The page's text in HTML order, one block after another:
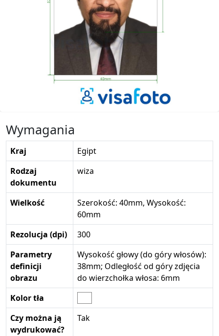
Wymagania
Kraj
Egipt
Rodzaj
dokumentu
wiza
Wielkość
Szerokość: 40mm, Wysokość:
60mm
Rezolucja (dpi)
300
Parametry
definicji
obrazu
Wysokość głowy (do góry włosów):
38mm; Odległość od góry zdjęcia
do wierzchołka włosa: 6mm
Kolor tła
Czy można ją
wydrukować?
Tak